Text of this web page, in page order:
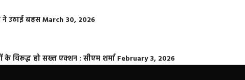
उठाई बहसMarch 30, 2026
के विरूद्ध हो सख्त एक्शन : सीएम शर्मा February 3, 2026